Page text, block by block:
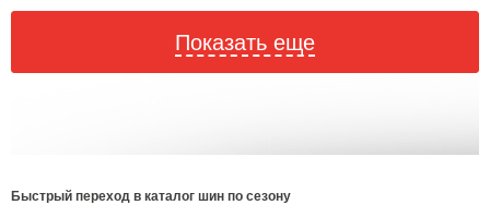
Показать еще
Быстрый переход в каталог шин по сезону